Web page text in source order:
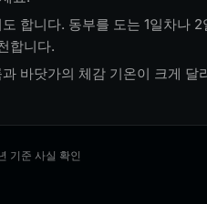
합니다. 동부를 도는 1일차나
합니다.
바닷가의 체감 기온이 크게
기준 사실 확인